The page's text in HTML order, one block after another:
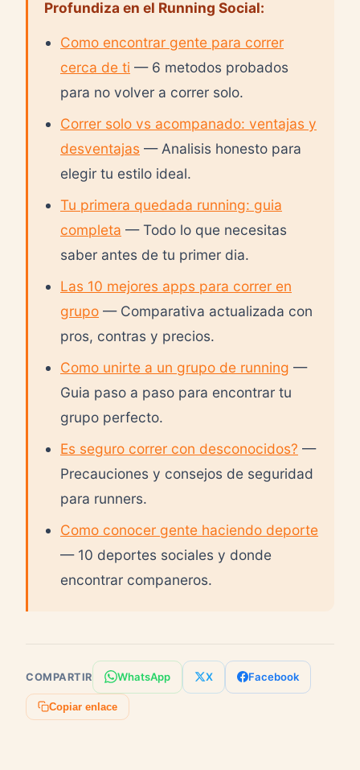
Profundiza en el Running Social:
Como encontrar gente para correr
cerca de ti — 6 metodos probados
para no volver a correr solo.
Correr solo vs acompanado: ventajas y
desventajas — Analisis honesto para
elegir tu estilo ideal.
Tu primera quedada running: guia
completa — Todo lo que necesitas
saber antes de tu primer dia.
Las 10 mejores apps para correr en
grupo — Comparativa actualizada con
pros, contras y precios.
Como unirte a un grupo de running —
Guia paso a paso para encontrar tu
grupo perfecto.
Es seguro correr con desconocidos? —
Precauciones y consejos de seguridad
para runners.
Como conocer gente haciendo deporte
— 10 deportes sociales y donde
encontrar companeros.
COMPARTIR WhatsApp X Facebook
Copiar enlace